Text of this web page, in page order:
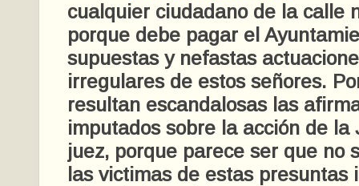
cualquier ciudadano de la calle
porque debe pagar el
supuestas y nefastas
irregulares de estos señores.
resultan escandalosas las
imputados sobre la acción de la
juez, porque parece ser que no
las victimas de estas presuntas